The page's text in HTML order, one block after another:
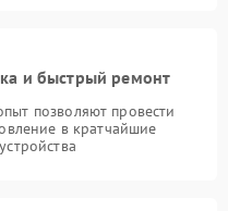
и быстрый ремонт
позволяют провести
в кратчайшие